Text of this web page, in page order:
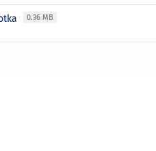
0.36 MB